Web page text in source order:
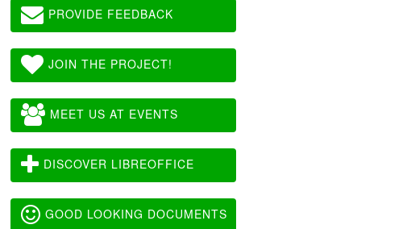
PROVIDE FEEDBACK
JOIN THE PROJECT!
MEET US AT EVENTS
DISCOVER LIBREOFFICE
GOOD LOOKING DOCUMENTS